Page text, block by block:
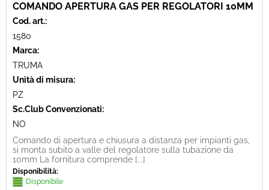
COMANDO APERTURA GAS PER REGOLATORI 10MM
Cod. art.:
1580
Marca:
TRUMA
Unità di misura:
PZ
Sc.Club Convenzionati:
NO
Comando di apertura e chiusura a distanza per impianti gas,
si monta subito a valle del regolatore sulla tubazione da
10mm La fornitura comprende [...]
Disponibilità:
Disponibile